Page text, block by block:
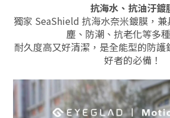
抗海水、抗油汙鍍
獨家 SeaShield 抗海水奈米鍍膜，
塵、防潮、抗老化等多
耐久度高又好清潔，是全能型的防護
好者的必備！